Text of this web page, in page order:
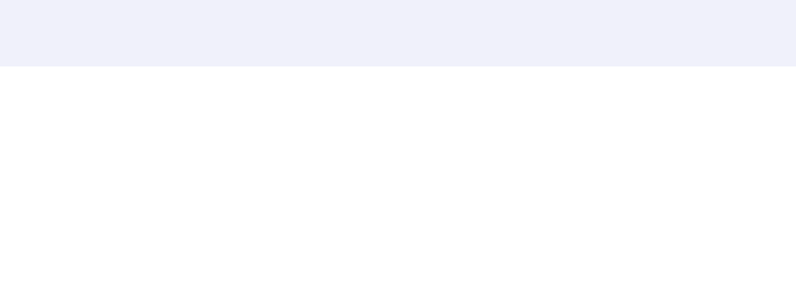
de cette œuvre